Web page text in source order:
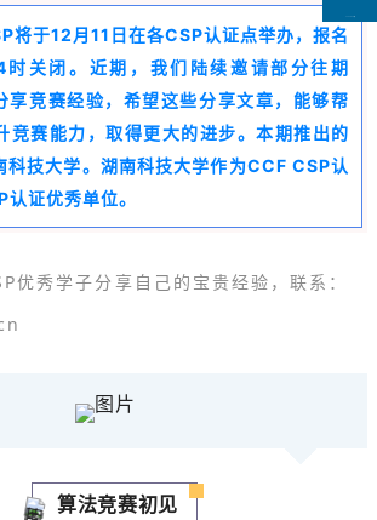
于12月11日在各CSP认证点举办，报名
关闭。近期，我们陆续邀请部分往期
享竞赛经验，希望这些分享文章，能够帮
竞赛能力，取得更大的进步。本期推出的
科技大学。湖南科技大学作为CCF CSP认
证优秀单位。
优秀学子分享自己的宝贵经验，联系：
算法竞赛初见